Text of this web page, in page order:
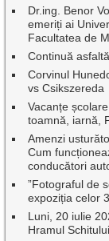
Dr.ing. Benor
emeriți ai
Facultatea de
Continuă
Corvinul
vs Csikszereda
Vacanțe
toamnă, iarnă,
Amenzi
Cum
conducători
”Fotograful de
expoziția celor
Luni, 20 iulie
Hramul